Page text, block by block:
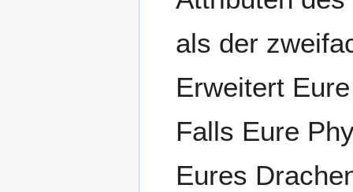
als der
Erweitert
Falls Eure
Eures